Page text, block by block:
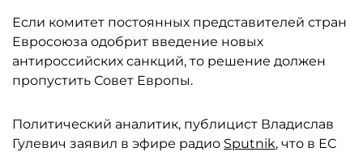
Если комитет постоянных представителей стран
Евросоюза одобрит введение новых
антироссийских санкций, то решение должен
пропустить Совет Европы.
Политический аналитик, публицист Владислав
Гулевич заявил в эфире радио Sputnik, что в ЕС